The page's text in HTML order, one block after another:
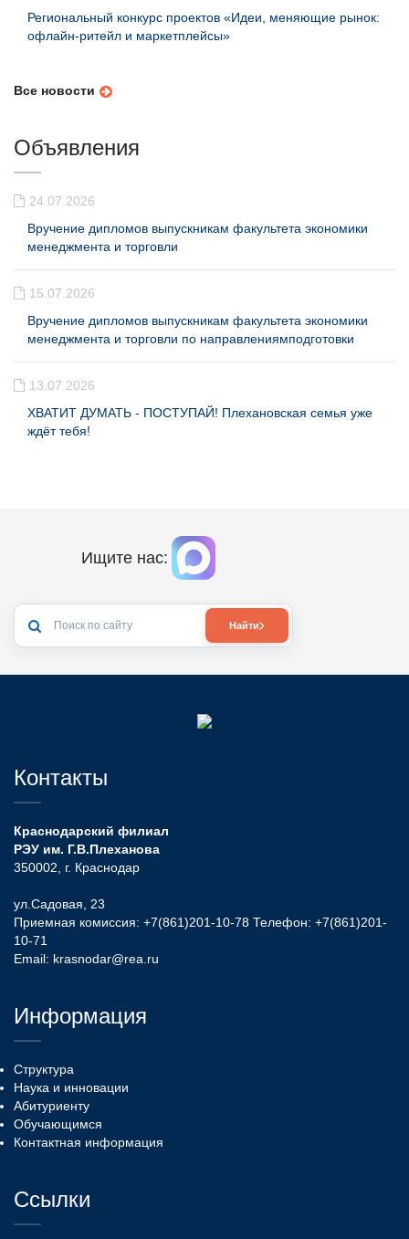
Региональный конкурс проектов «Идеи, меняющие рынок:
офлайн-ритейл и маркетплейсы»
Все новости
Объявления
24.07.2026
Вручение дипломов выпускникам факультета экономики
менеджмента и торговли
15.07.2026
Вручение дипломов выпускникам факультета экономики
менеджмента и торговли по направлениямподготовки
13.07.2026
ХВАТИТ ДУМАТЬ - ПОСТУПАЙ! Плехановская семья уже
ждёт тебя!
Ищите нас:
Найти
Контакты
Краснодарский филиал
РЭУ им. Г.В.Плеханова
350002, г. Краснодар
ул.Садовая, 23
Приемная комиссия: +7(861)201-10-78 Телефон: +7(861)201-
10-71
Email: krasnodar@rea.ru
Информация
Структура
Наука и инновации
Абитуриенту
Обучающимся
Контактная информация
Ссылки